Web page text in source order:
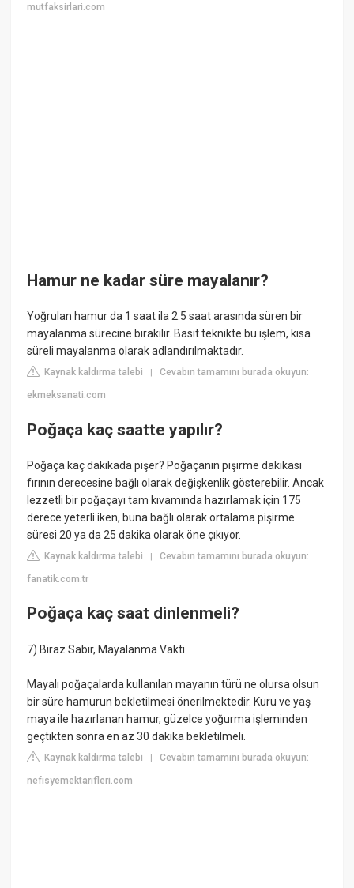
mutfaksirlari.com
Hamur ne kadar süre mayalanır?
Yoğrulan hamur da 1 saat ila 2.5 saat arasında süren bir
mayalanma sürecine bırakılır. Basit teknikte bu işlem, kısa
süreli mayalanma olarak adlandırılmaktadır.
Kaynak kaldırma talebi |Cevabın tamamını burada okuyun:
ekmeksanati.com
Poğaça kaç saatte yapılır?
Poğaça kaç dakikada pişer? Poğaçanın pişirme dakikası
fırının derecesine bağlı olarak değişkenlik gösterebilir. Ancak
lezzetli bir poğaçayı tam kıvamında hazırlamak için 175
derece yeterli iken, buna bağlı olarak ortalama pişirme
süresi 20 ya da 25 dakika olarak öne çıkıyor.
Kaynak kaldırma talebi |Cevabın tamamını burada okuyun:
fanatik.com.tr
Poğaça kaç saat dinlenmeli?
7) Biraz Sabır, Mayalanma Vakti
Mayalı poğaçalarda kullanılan mayanın türü ne olursa olsun
bir süre hamurun bekletilmesi önerilmektedir. Kuru ve yaş
maya ile hazırlanan hamur, güzelce yoğurma işleminden
geçtikten sonra en az 30 dakika bekletilmeli.
Kaynak kaldırma talebi |Cevabın tamamını burada okuyun:
nefisyemektarifleri.com